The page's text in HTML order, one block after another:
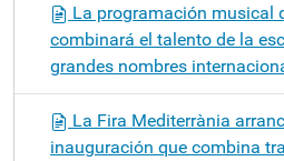
La programación musical
combinará el talento de la
grandes nombres
La Fira Mediterrània
inauguración que combina